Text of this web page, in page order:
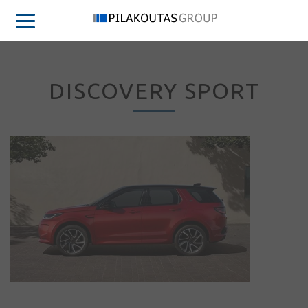
Συνδεση
DISCOVERY SPORT